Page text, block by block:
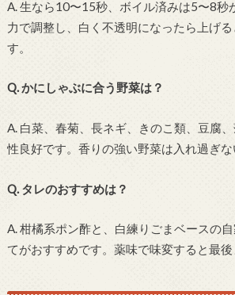
A. 生なら10〜15秒、ボイル済みは5〜8秒
力で調整し、白く不透明になったら上げ
す。
Q. かにしゃぶに合う野菜は？
A. 白菜、春菊、長ネギ、きのこ類、豆腐
性良好です。香りの強い野菜は入れ過ぎな
Q. タレのおすすめは？
A. 柑橘系ポン酢と、白練りごまベースの
てがおすすめです。薬味で味変すると最後